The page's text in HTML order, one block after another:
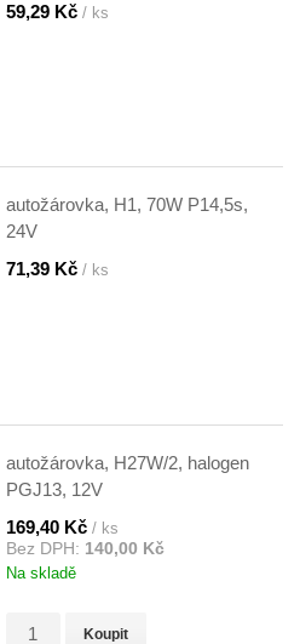
59,29 Kč / ks
autožárovka, H1, 70W P14,5s,
24V
71,39 Kč / ks
autožárovka, H27W/2, halogen
PGJ13, 12V
169,40 Kč / ks
Bez DPH: 140,00 Kč
Na skladě
Koupit